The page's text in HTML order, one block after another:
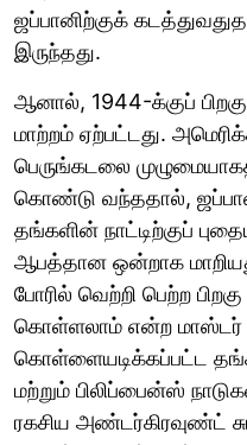
ஜப்பானிற்குக்
இருந்தது.
ஆனால், 1944-க்குப்
மாற்றம் ஏற்பட்டது.
பெருங்கடலை
கொண்டு வந்ததால்,
தங்களின் நாட்டிற்குப்
ஆபத்தான ஒன்றாக
போரில் வெற்றி பெற்ற
கொள்ளலாம் என்ற மாஸ்டர்
கொள்ளையடிக்கப்பட்ட
மற்றும் பிலிப்பைன்ஸ்
ரகசிய அண்டர்கிரவுண்ட்